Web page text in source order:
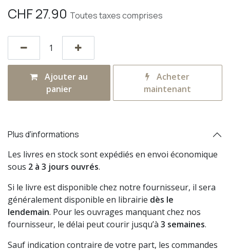
CHF27.90 Toutes taxes comprises
Ajouter au
panier
Acheter
maintenant
Plus d'informations
Les livres en stock sont expédiés en envoi économique
sous 2 à 3 jours ouvrés.
Si le livre est disponible chez notre fournisseur, il sera
généralement disponible en librairie dès le
lendemain. Pour les ouvrages manquant chez nos
fournisseur, le délai peut courir jusqu’à 3 semaines.
Sauf indication contraire de votre part, les commandes